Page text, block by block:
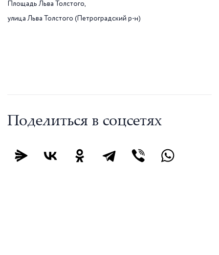
Площадь Льва Толстого,
улица Льва Толстого (Петроградский р-н)
Поделиться в соцсетях